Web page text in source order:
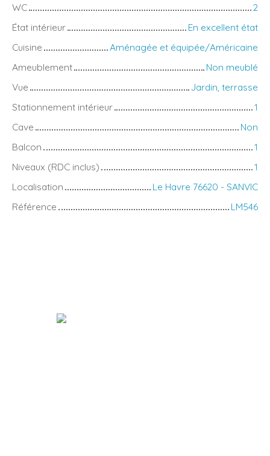
WC
2
État intérieur
En excellent état
Cuisine
Aménagée et équipée/Américaine
Ameublement
Non meublé
Vue
Jardin, terrasse
Stationnement intérieur
1
Cave
Non
Balcon
1
Niveaux (RDC inclus)
1
Localisation
Le Havre 76620 - SANVIC
Référence
LM546